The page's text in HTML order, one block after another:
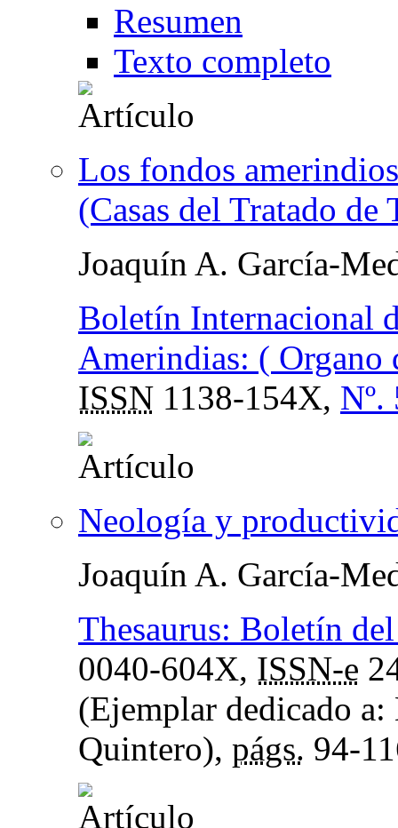
Resumen
Texto completo
Los fondos
(Casas del Tratado
Joaquín A. García-
Boletín Internacional
Amerindias: (
ISSN 1138-154X, Nº.
Neología y
Joaquín A. García-
Thesaurus: Boletín
0040-604X, ISSN-e
(Ejemplar dedicado a:
Quintero), págs. 94-